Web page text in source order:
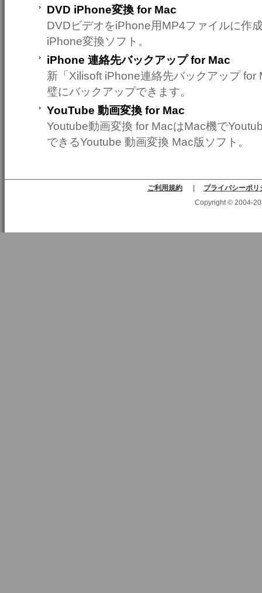
DVD iPhone変換 for Mac
DVDビデオをiPhone用MP4ファイルに作
iPhone変換ソフト。
iPhone 連絡先バックアップ for Mac
新「Xilisoft iPhone連絡先バックアップ
璧にバックアップできます。
YouTube 動画変換 for Mac
Youtube動画変換 for MacはMac機で
できるYoutube 動画変換 Mac版ソフト。
ご利用規約
プライバシーポリ
Copyright © 2004-